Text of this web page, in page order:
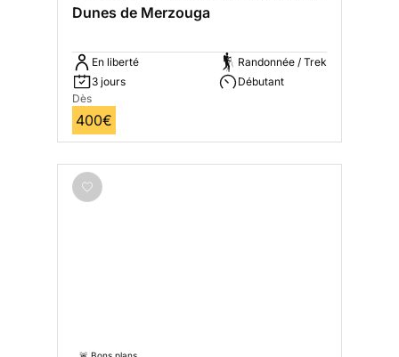
Dunes de Merzouga
En liberté
3 jours
Randonnée / Trek
Débutant
Dès
400€